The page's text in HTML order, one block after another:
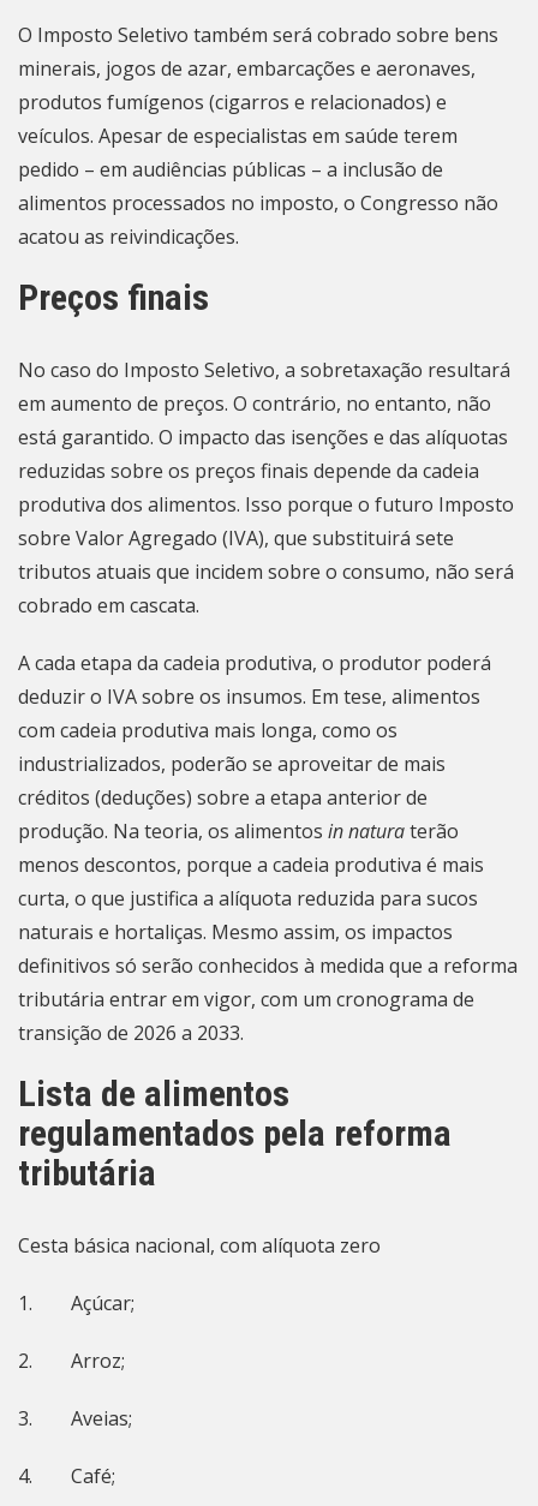
O Imposto Seletivo também será cobrado sobre bens
minerais, jogos de azar, embarcações e aeronaves,
produtos fumígenos (cigarros e relacionados) e
veículos. Apesar de especialistas em saúde terem
pedido – em audiências públicas – a inclusão de
alimentos processados no imposto, o Congresso não
acatou as reivindicações.
Preços finais
No caso do Imposto Seletivo, a sobretaxação resultará
em aumento de preços. O contrário, no entanto, não
está garantido. O impacto das isenções e das alíquotas
reduzidas sobre os preços finais depende da cadeia
produtiva dos alimentos. Isso porque o futuro Imposto
sobre Valor Agregado (IVA), que substituirá sete
tributos atuais que incidem sobre o consumo, não será
cobrado em cascata.
A cada etapa da cadeia produtiva, o produtor poderá
deduzir o IVA sobre os insumos. Em tese, alimentos
com cadeia produtiva mais longa, como os
industrializados, poderão se aproveitar de mais
créditos (deduções) sobre a etapa anterior de
produção. Na teoria, os alimentos in naturaterão
menos descontos, porque a cadeia produtiva é mais
curta, o que justifica a alíquota reduzida para sucos
naturais e hortaliças. Mesmo assim, os impactos
definitivos só serão conhecidos à medida que a reforma
tributária entrar em vigor, com um cronograma de
transição de 2026 a 2033.
Lista de alimentos
regulamentados pela reforma
tributária
Cesta básica nacional, com alíquota zero
1. Açúcar;
2. Arroz;
3. Aveias;
4. Café;